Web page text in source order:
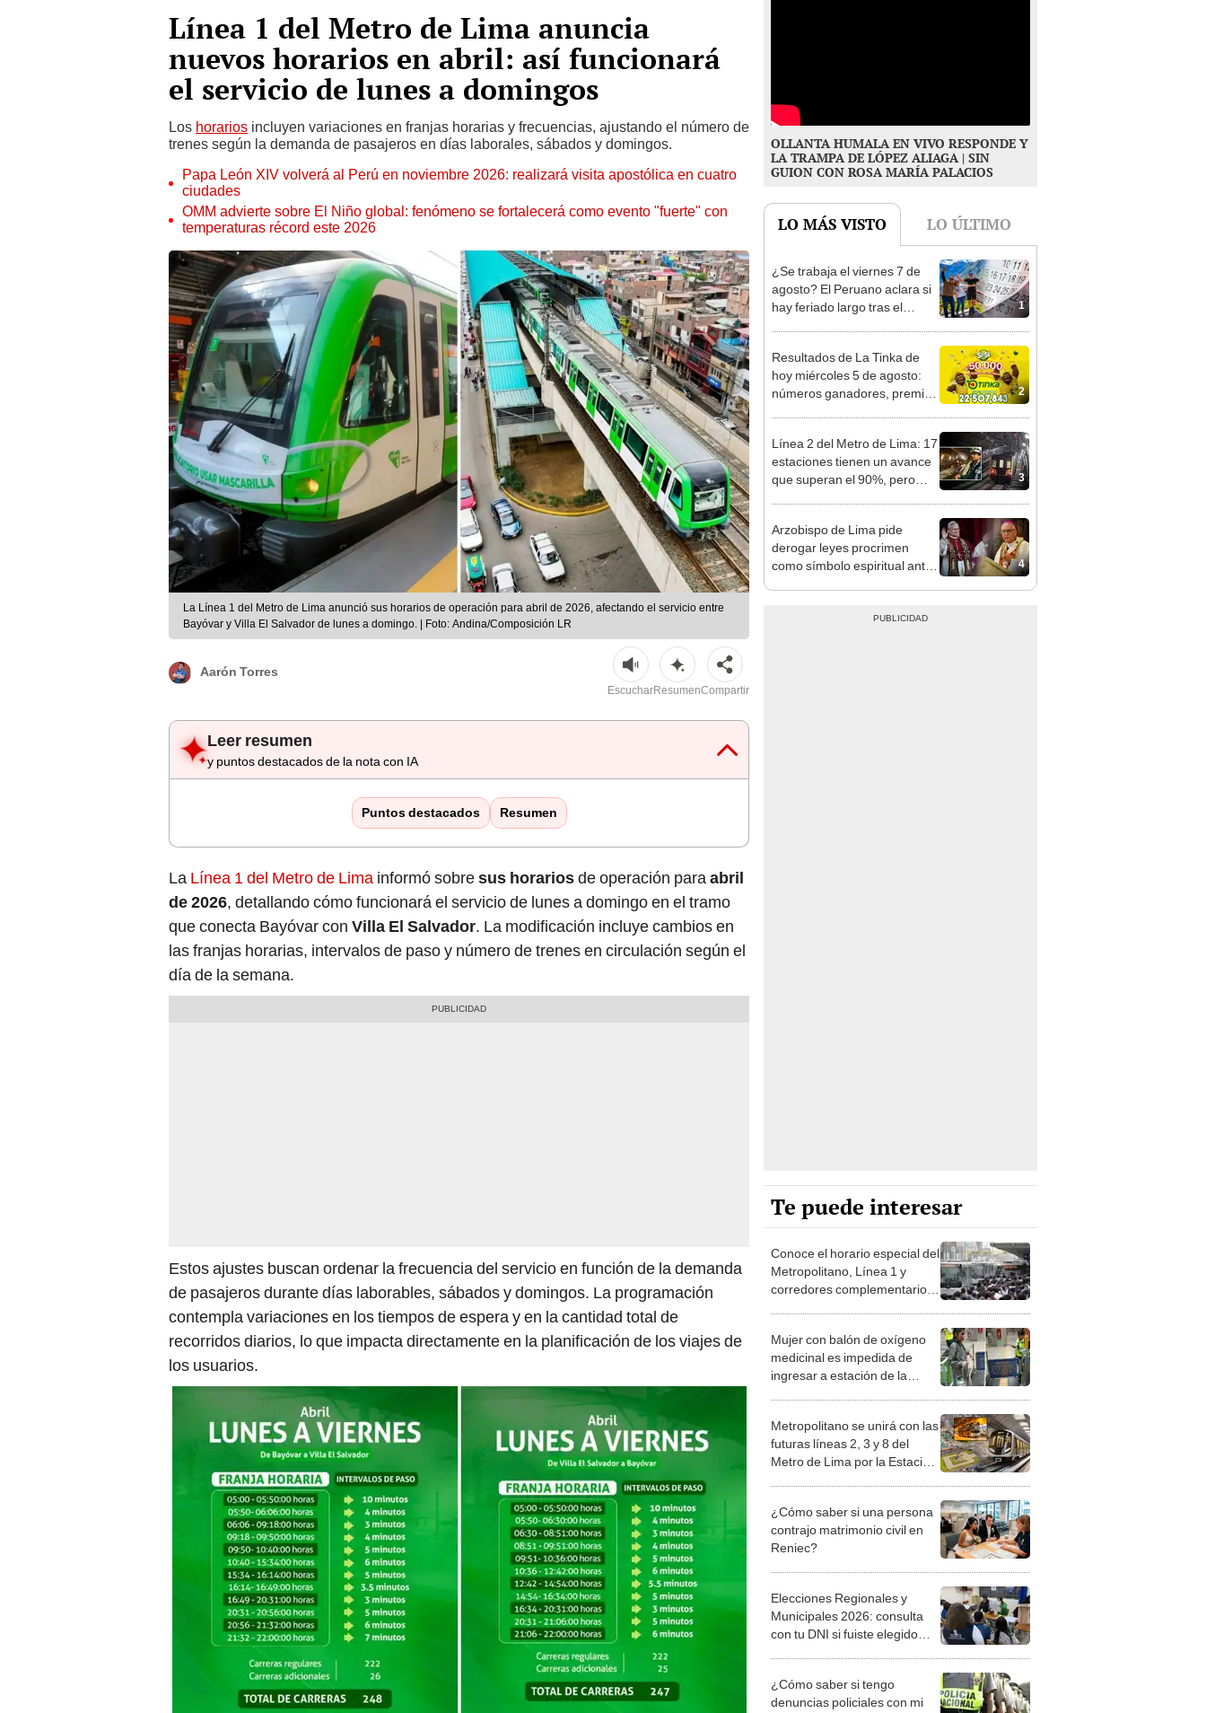
Línea 1 del Metro de Lima anuncia
nuevos horarios en abril: así funcionará
el servicio de lunes a domingos
Los horarios incluyen variaciones en franjas horarias y frecuencias, ajustando el número de
trenes según la demanda de pasajeros en días laborales, sábados y domingos.
Papa León XIV volverá al Perú en noviembre 2026: realizará visita apostólica en cuatro
ciudades
OMM advierte sobre El Niño global: fenómeno se fortalecerá como evento "fuerte" con
temperaturas récord este 2026
La Línea 1 del Metro de Lima anunció sus horarios de operación para abril de 2026, afectando el servicio entre
Bayóvar y Villa El Salvador de lunes a domingo. | Foto: Andina/Composición LR
Aarón Torres
EscucharResumenCompartir
Leer resumen
y puntos destacados de la nota con IA
Puntos destacados Resumen
La Línea 1 del Metro de Lima informó sobresus horariosde operación paraabril
de 2026, detallando cómo funcionará el servicio de lunes a domingo en el tramo
que conecta Bayóvar con Villa El Salvador. La modificación incluye cambios en
las franjas horarias, intervalos de paso y número de trenes en circulación según el
día de la semana.
Estos ajustes buscan ordenar la frecuencia del servicio en función de la demanda
de pasajeros durante días laborables, sábados y domingos. La programación
contempla variaciones en los tiempos de espera y en la cantidad total de
recorridos diarios, lo que impacta directamente en la planificación de los viajes de
los usuarios.
OLLANTA HUMALA EN VIVO RESPONDE Y
LA TRAMPA DE LÓPEZ ALIAGA | SIN
GUION CON ROSA MARÍA PALACIOS
LO MÁS VISTO LO ÚLTIMO
1
¿Se trabaja el viernes 7 de
agosto? El Peruano aclara si
hay feriado largo tras el
2
Resultados de La Tinka de
hoy miércoles 5 de agosto:
números ganadores, premios
3
Línea 2 del Metro de Lima: 17
estaciones tienen un avance
que superan el 90%, pero
4
Arzobispo de Lima pide
derogar leyes procrimen
como símbolo espiritual ante
Te puede interesar
Conoce el horario especial del
Metropolitano, Línea 1 y
corredores complementarios
Mujer con balón de oxígeno
medicinal es impedida de
ingresar a estación de la
Metropolitano se unirá con las
futuras líneas 2, 3 y 8 del
Metro de Lima por la Estación
¿Cómo saber si una persona
contrajo matrimonio civil en
Reniec?
Elecciones Regionales y
Municipales 2026: consulta
con tu DNI si fuiste elegido
la ONPE
¿Cómo saber si tengo
denuncias policiales con mi